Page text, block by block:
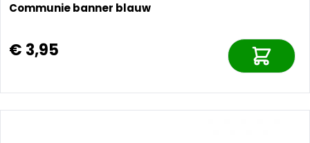
Communie banner blauw
€ 3,95